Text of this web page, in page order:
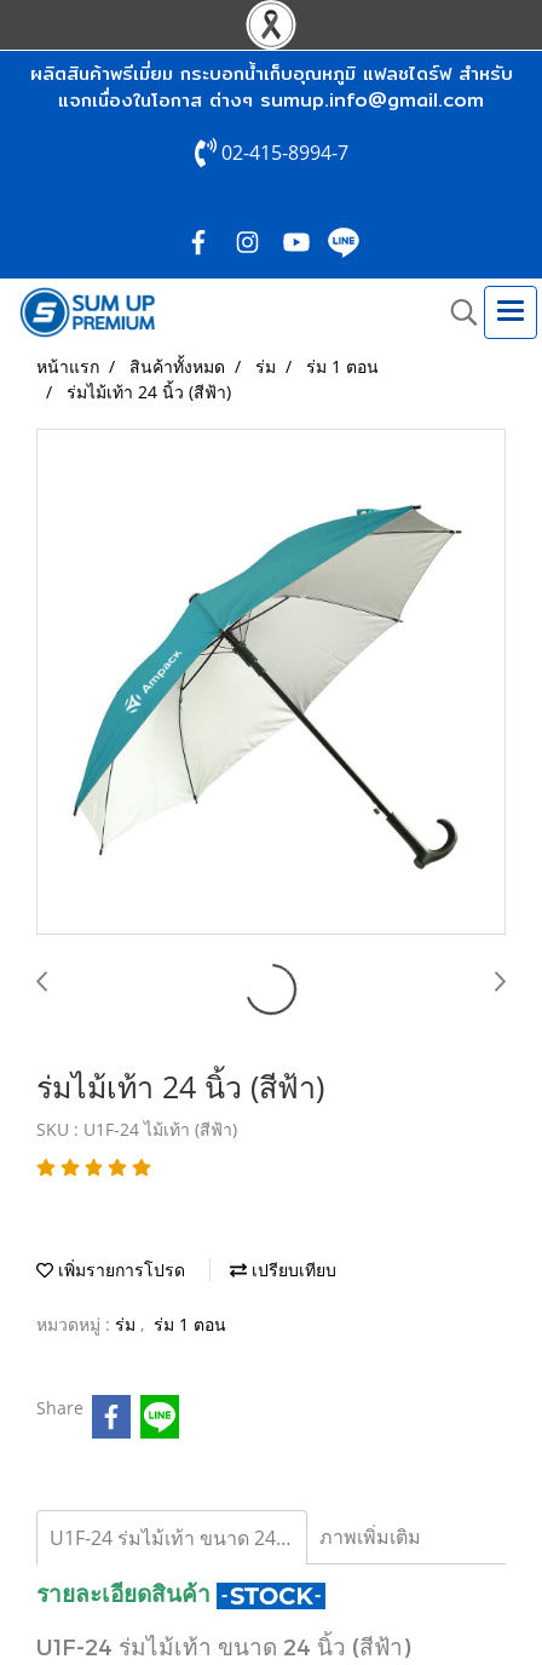
ผลิตสินค้าพรีเมี่ยม กระบอกน้ำเก็บอุณหภูมิ แฟลชไดร์ฟ สำหรับ
แจกเนื่องในโอกาส ต่างๆ sumup.info@gmail.com
02-415-8994-7
หน้าแรก สินค้าทั้งหมด ร่ม
ร่ม 1 ตอน
ร่มไม้เท้า 24 นิ้ว (สีฟ้า)
ร่มไม้เท้า 24 นิ้ว (สีฟ้า)
SKU : U1F-24 ไม้เท้า (สีฟ้า)
เพิ่มรายการโปรด เปรียบเทียบ
หมวดหมู่ : ร่ม , ร่ม 1 ตอน
Share
U1F-24 ร่มไม้เท้า ขนาด 24 นิ้ว (สีฟ้า) ภาพเพิ่มเติม
รายละเอียดสินค้า
U1F-24 ร่มไม้เท้า ขนาด 24 นิ้ว (สีฟ้า)